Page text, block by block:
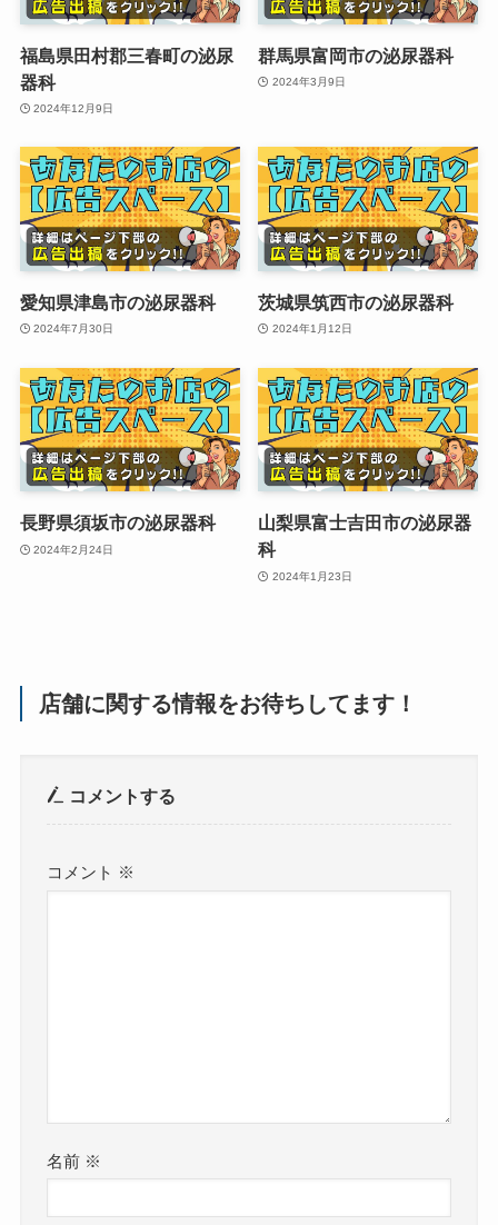
福島県田村郡三春町の泌尿
器科
2024年12月9日
群馬県富岡市の泌尿器科
2024年3月9日
愛知県津島市の泌尿器科
2024年7月30日
茨城県筑西市の泌尿器科
2024年1月12日
長野県須坂市の泌尿器科
2024年2月24日
山梨県富士吉田市の泌尿器
科
2024年1月23日
店舗に関する情報をお待ちしてます！
コメントする
コメント ※
名前 ※